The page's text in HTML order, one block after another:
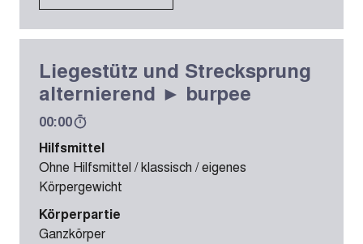
Liegestütz und Strecksprung
alternierend ► burpee
00:00
Hilfsmittel
Ohne Hilfsmittel / klassisch / eigenes
Körpergewicht
Körperpartie
Ganzkörper